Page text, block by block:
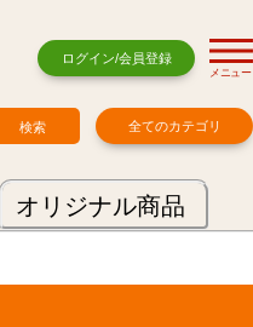
ログイン/会員登録
メニュー
全てのカテゴリ
オリジナル商品